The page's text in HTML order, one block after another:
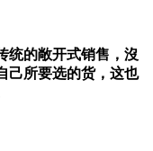
统的敞开式销售，沒
己所要选的货，这也